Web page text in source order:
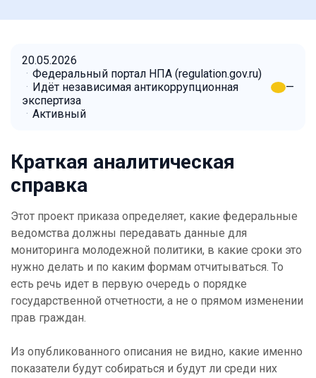
20.05.2026
Федеральный портал НПА (regulation.gov.ru)
Идёт независимая антикоррупционная
экспертиза
Активный
—
Краткая аналитическая
справка
Этот проект приказа определяет, какие федеральные
ведомства должны передавать данные для
мониторинга молодежной политики, в какие сроки это
нужно делать и по каким формам отчитываться. То
есть речь идет в первую очередь о порядке
государственной отчетности, а не о прямом изменении
прав граждан.
Из опубликованного описания не видно, какие именно
показатели будут собираться и будут ли среди них